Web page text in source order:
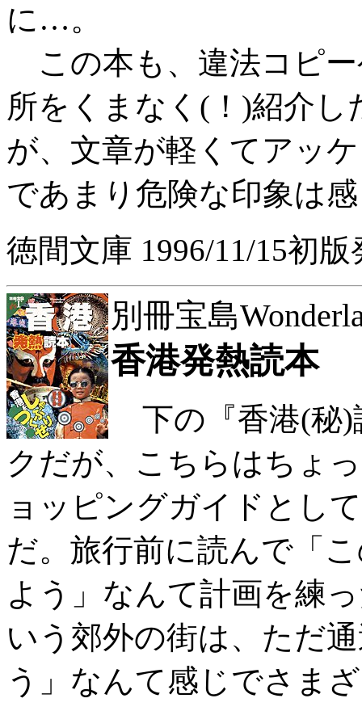
に…。
この本も、違法コピ
所をくまなく(！)紹介
が、文章が軽くてアッ
であまり危険な印象は
徳間文庫 1996/11/15初
別冊宝島
香港発熱読本
下の『香港(秘)
クだが、こちらはちょ
ョッピングガイドとし
だ。旅行前に読んで「
よう」なんて計画を練
いう郊外の街は、ただ
う」なんて感じでさま